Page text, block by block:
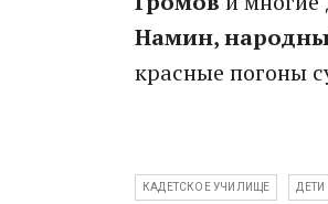
Намин,
красные погоны
КАДЕТСКОЕ УЧИЛИЩЕ ДЕТИ